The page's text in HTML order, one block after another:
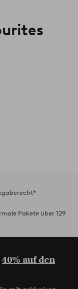
Pakete über 129
40% auf den